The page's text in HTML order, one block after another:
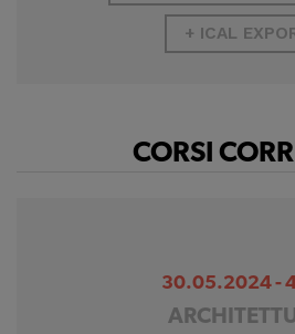
+ ICAL
CORSI
30.05.2024 - 4